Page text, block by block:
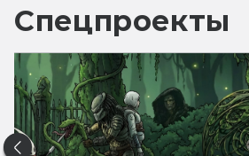
Спецпроекты